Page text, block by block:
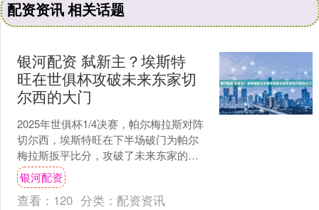
配资资讯 相关话题
银河配资 弑新主？埃斯特
旺在世俱杯攻破未来东家切
尔西的大门
2025年世俱杯1/4决赛，帕尔梅拉斯对阵
切尔西，埃斯特旺在下半场破门为帕尔
梅拉斯扳平比分，攻破了未来东家的大
门。 切尔西已经花费3400万欧签下了埃
斯特旺，这....
银河配资
查看： 120 分类： 配资资讯